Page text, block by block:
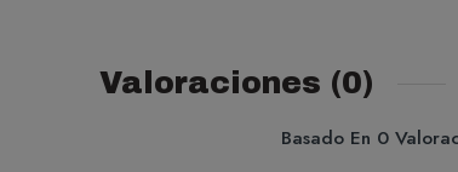
Valoraciones (0)
Basado En 0